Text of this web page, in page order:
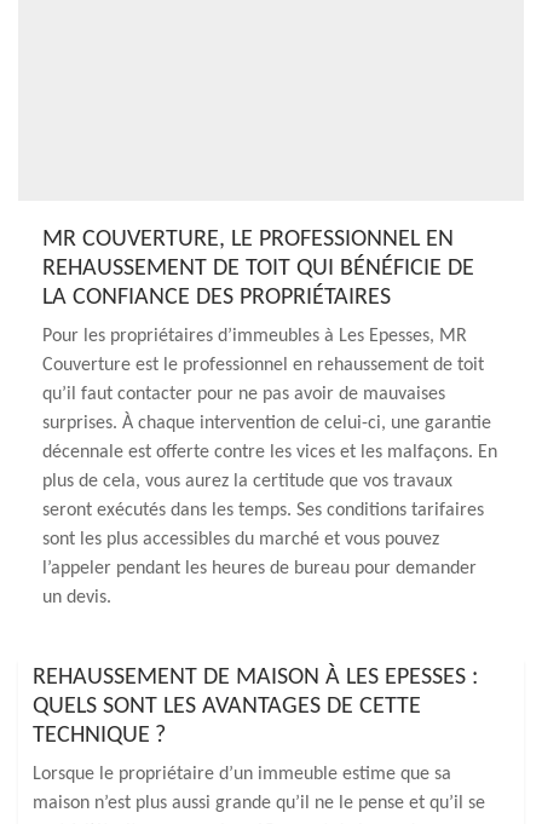
MR COUVERTURE, LE PROFESSIONNEL EN
REHAUSSEMENT DE TOIT QUI BÉNÉFICIE DE
LA CONFIANCE DES PROPRIÉTAIRES
Pour les propriétaires d’immeubles à Les Epesses, MR
Couverture est le professionnel en rehaussement de toit
qu’il faut contacter pour ne pas avoir de mauvaises
surprises. À chaque intervention de celui-ci, une garantie
décennale est offerte contre les vices et les malfaçons. En
plus de cela, vous aurez la certitude que vos travaux
seront exécutés dans les temps. Ses conditions tarifaires
sont les plus accessibles du marché et vous pouvez
l’appeler pendant les heures de bureau pour demander
un devis.
REHAUSSEMENT DE MAISON À LES EPESSES :
QUELS SONT LES AVANTAGES DE CETTE
TECHNIQUE ?
Lorsque le propriétaire d’un immeuble estime que sa
maison n’est plus aussi grande qu’il ne le pense et qu’il se